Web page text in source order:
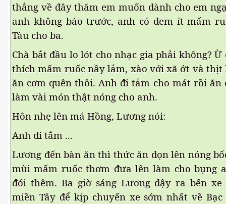
thẳng về đây thăm em muốn dành cho em
anh không báo trước, anh có đem ít mấm
Tàu cho ba.
Chà bắt đầu lo lót cho nhạc gia phải không? Ừ
thích mấm ruốc nầy lắm, xào với xã ớt và thịt
ăn cơm quên thôi. Anh đi tắm cho mát rồi ăn
làm vài món thật nóng cho anh.
Hôn nhẹ lên má Hồng, Lương nói:
Anh đi tắm ...
Lương đến bàn ăn thì thức ăn dọn lên nóng
mùi mấm ruốc thơm đưa lên làm cho bụng
đói thêm. Ba giờ sáng Lương dậy ra bến xe
miền Tây để kịp chuyến xe sớm nhất về
12
13
14
15